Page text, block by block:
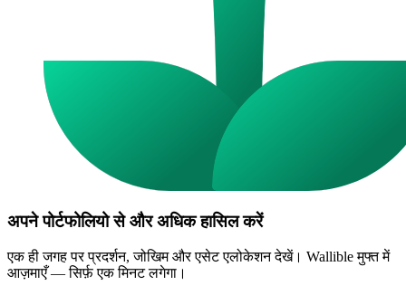
अपने पोर्टफोलियो से और अधिक हासिल करें
एक ही जगह पर प्रदर्शन, जोखिम और एसेट एलोकेशन देखें। Wallible मुफ्त में
आज़माएँ — सिर्फ़ एक मिनट लगेगा।